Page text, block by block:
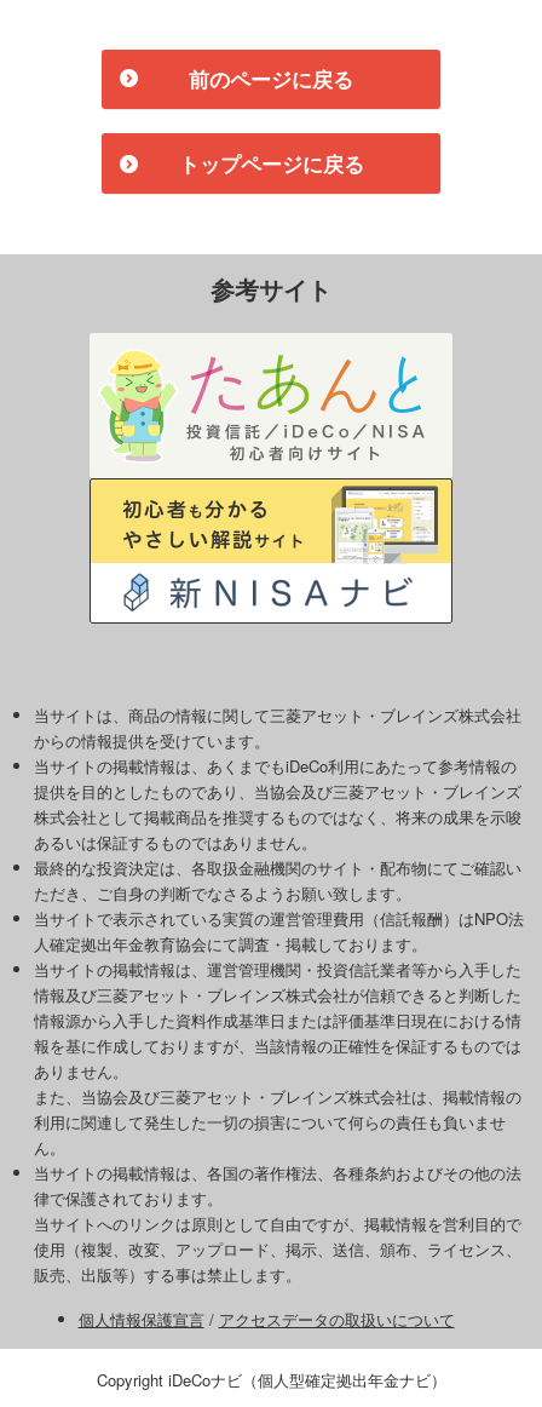
前のページに戻る
トップページに戻る
参考サイト
当サイトは、商品の情報に関して三菱アセット・ブレインズ株式会社
からの情報提供を受けています。
当サイトの掲載情報は、あくまでもiDeCo利用にあたって参考情報の
提供を目的としたものであり、当協会及び三菱アセット・ブレインズ
株式会社として掲載商品を推奨するものではなく、将来の成果を示唆
あるいは保証するものではありません。
最終的な投資決定は、各取扱金融機関のサイト・配布物にてご確認い
ただき、ご自身の判断でなさるようお願い致します。
当サイトで表示されている実質の運営管理費用（信託報酬）はNPO法
人確定拠出年金教育協会にて調査・掲載しております。
当サイトの掲載情報は、運営管理機関・投資信託業者等から入手した
情報及び三菱アセット・ブレインズ株式会社が信頼できると判断した
情報源から入手した資料作成基準日または評価基準日現在における情
報を基に作成しておりますが、当該情報の正確性を保証するものでは
ありません。
また、当協会及び三菱アセット・ブレインズ株式会社は、掲載情報の
利用に関連して発生した一切の損害について何らの責任も負いませ
ん。
当サイトの掲載情報は、各国の著作権法、各種条約およびその他の法
律で保護されております。
当サイトへのリンクは原則として自由ですが、掲載情報を営利目的で
使用（複製、改変、アップロード、掲示、送信、頒布、ライセンス、
販売、出版等）する事は禁止します。
個人情報保護宣言/ アクセスデータの取扱いについて
Copyright iDeCoナビ（個人型確定拠出年金ナビ）